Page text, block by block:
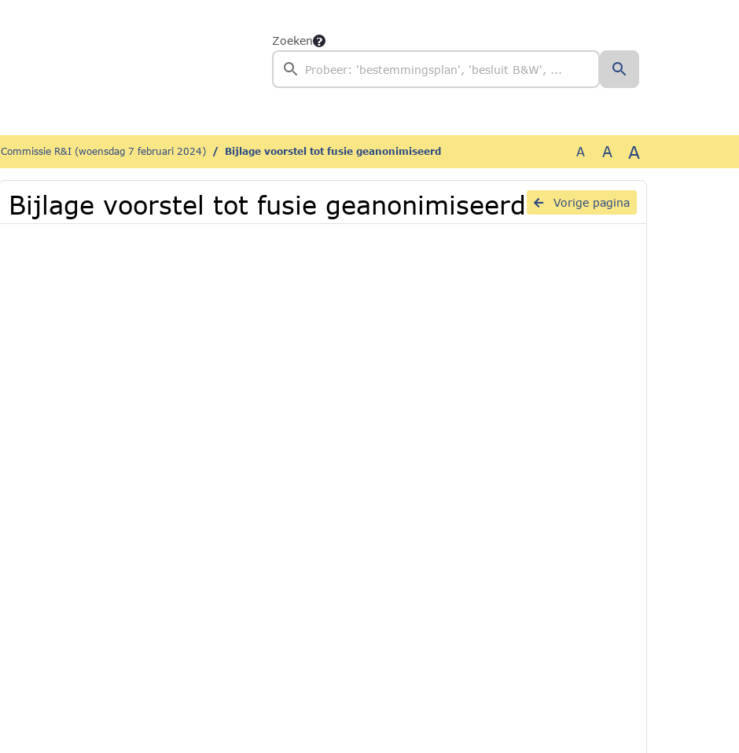
Zoeken
Commissie R&I (woensdag 7 februari 2024) Bijlage voorstel tot fusie geanonimiseerd A A A
Vorige pagina
Bijlage voorstel tot fusie geanonimiseerd